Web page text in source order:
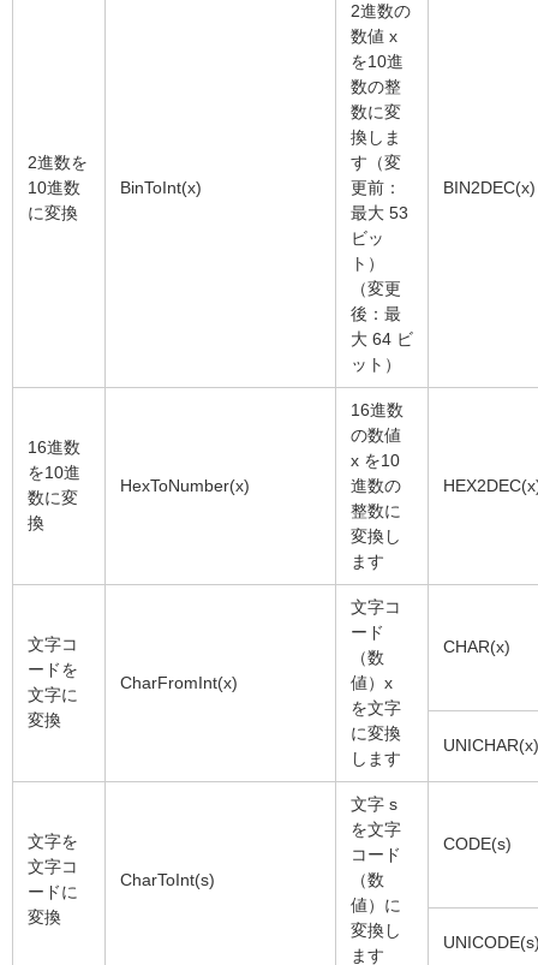
2進数を
10進数
に変換
BinToInt(x)
2進数の
数値 x
を10進
数の整
数に変
換しま
す（変
更前：
最大 53
ビッ
ト）
（変更
後：最
大 64 ビ
ット）
BIN2DEC(x)
16進数
を10進
数に変
換
HexToNumber(x)
16進数
の数値
x を10
進数の
整数に
変換し
ます
文字コ
ードを
文字に
変換
CharFromInt(x)
文字コ
ード
（数
値）x
を文字
に変換
します
CHAR(x)
UNICHAR(x)
文字を
文字コ
ードに
変換
CharToInt(s)
文字 s
を文字
コード
（数
値）に
変換し
ます
CODE(s)